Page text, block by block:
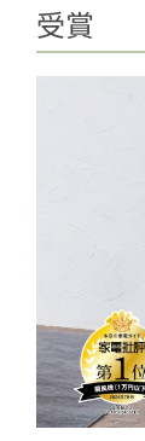
受賞